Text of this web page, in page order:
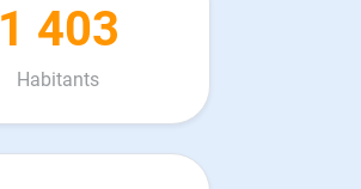
1 403
Habitants